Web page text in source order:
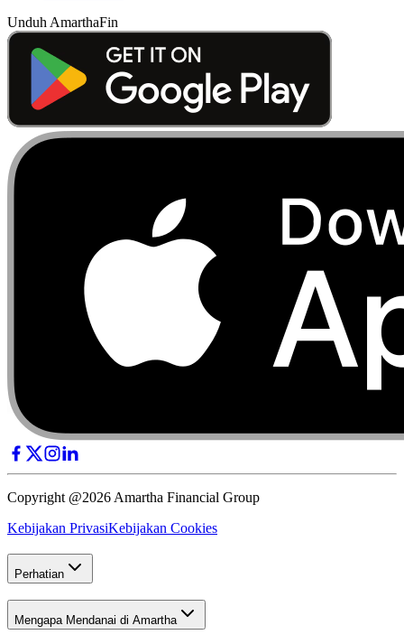
Unduh AmarthaFin
Copyright @2026 Amartha Financial Group
Kebijakan PrivasiKebijakan Cookies
Perhatian
Mengapa Mendanai di Amartha